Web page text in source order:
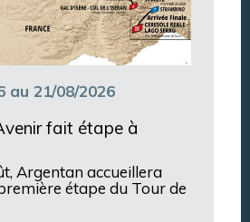
au 21/08/2026
fait étape à
Argentan accueillera
étape du Tour de